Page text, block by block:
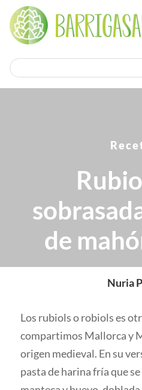
de
Nuria
Los rubiols o robiols es
compartimos Mallorca y
origen medieval. En su
pasta de harina fría que